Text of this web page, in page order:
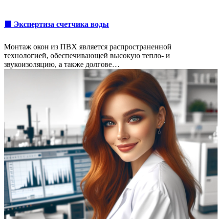
🟩 Экспертиза счетчика воды
Монтаж окон из ПВХ является распространенной
технологией, обеспечивающей высокую тепло- и
звукоизоляцию, а также долгове…